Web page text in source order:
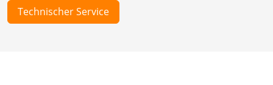
Technischer Service